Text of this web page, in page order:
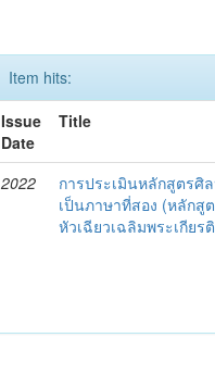
Item hits:
Issue
Date
Title
2022
การประเมินหลักสูตร
เป็นภาษาที่สอง (หลักสู
หัวเฉียวเฉลิมพระเกียรติ